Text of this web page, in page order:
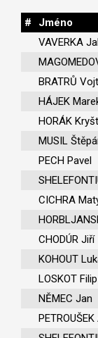
# Jméno
VAVERKA
BRATRŮ
HÁJEK
HORÁK
MUSIL
PECH Pavel
CICHRA
CHODÚR Jiří
KOHOUT
LOSKOT Filip
NĚMEC Jan